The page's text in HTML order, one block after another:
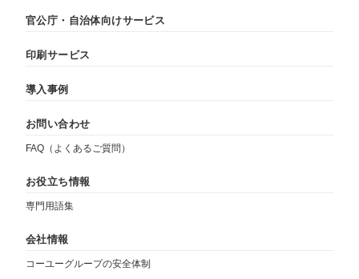
官公庁・自治体向けサービス
印刷サービス
導入事例
お問い合わせ
FAQ（よくあるご質問）
お役立ち情報
専門用語集
会社情報
コーユーグループの安全体制